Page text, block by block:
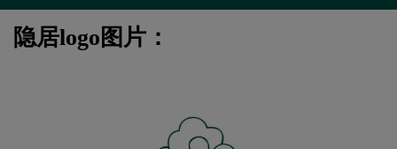
隐居logo图片：